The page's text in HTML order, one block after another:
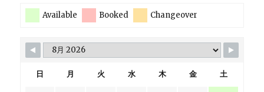
Available Booked Changeover
日 月 火 水 木 金 土